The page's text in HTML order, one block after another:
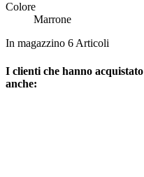
Colore
Marrone
In magazzino 6 Articoli
I clienti che hanno
anche: